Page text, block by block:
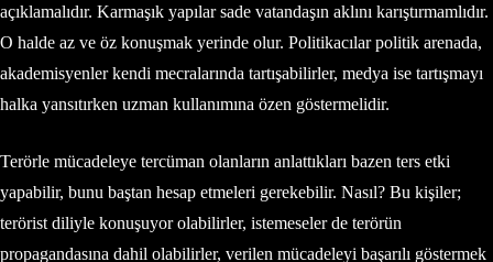
açıklamalıdır. Karmaşık yapılar sade vatandaşın aklını karıştırmamlıdır.
O halde az ve öz konuşmak yerinde olur. Politikacılar politik arenada,
akademisyenler kendi mecralarında tartışabilirler, medya ise tartışmayı
halka yansıtırken uzman kullanımına özen göstermelidir.
Terörle mücadeleye tercüman olanların anlattıkları bazen ters etki
yapabilir, bunu baştan hesap etmeleri gerekebilir. Nasıl? Bu kişiler;
terörist diliyle konuşuyor olabilirler, istemeseler de terörün
propagandasına dahil olabilirler, verilen mücadeleyi başarılı göstermek